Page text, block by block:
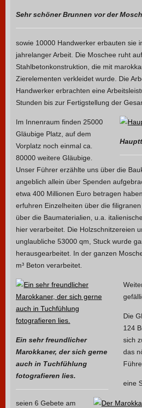
Sehr schöner Brunnen vor der
sowie 10000 Handwerker erbauten sie
jahrelanger Arbeit. Die Moschee ruht
Stahlbetonkonstruktion, die mit
Zierelementen verkleidet wurde. Die
Handwerker erbrachten eine
Stunden bis zur Fertigstellung der
Im Innenraum finden 25000
Gläubige Platz, auf dem
Vorplatz noch einmal ca.
80000 weitere Gläubige.
Unser Führer erzählte uns über die
angeblich allein über Spenden
etwa 400 Millionen Euro betragen
erfuhren Einzelheiten über die filigranen
über die Baumaterialien, u.a.
hier verarbeitet. Die Holzschnitzereien
unglaubliche 53000 qm, Stuck wurde
herausgearbeitet. In der ganzen
m³ Beton verarbeitet.
Ein sehr freundlicher
Marokkaner, der sich gerne
auch in Tuchfühlung
fotografieren lies.
Die
124
sich
das
eine
seien 6 Gebete am